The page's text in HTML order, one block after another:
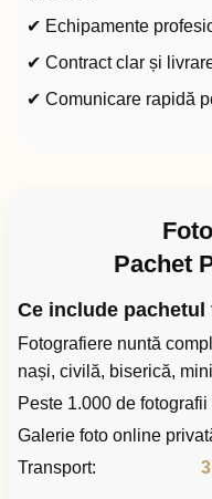
✔ Echipamente
✔ Contract clar și
✔ Comunicare rapidă
Pachet
Ce include pachetul
Fotografiere nuntă
nași, civilă, biserică,
Peste 1.000 de
Galerie foto online
Transport: